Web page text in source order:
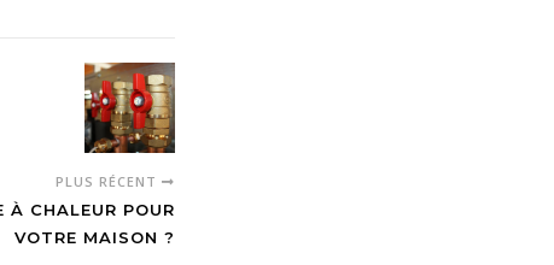
PLUS RÉCENT
À CHALEUR POUR
VOTRE MAISON ?